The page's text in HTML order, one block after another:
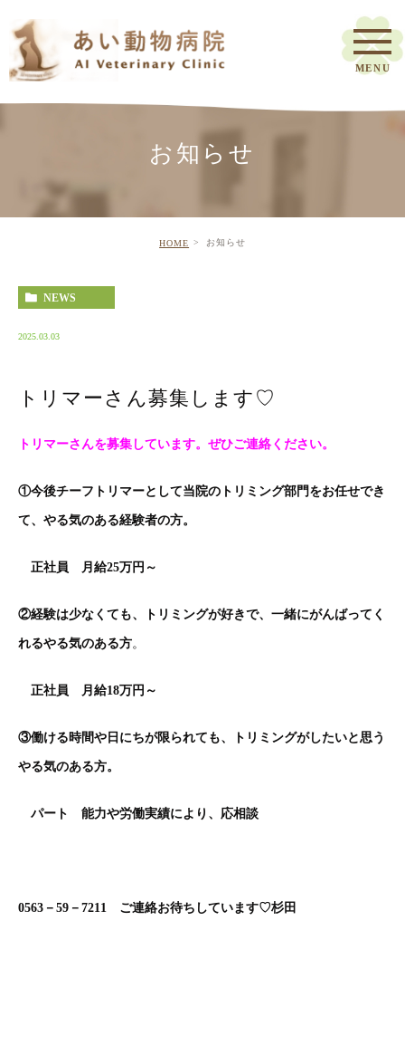
お知らせ
HOME お知らせ
NEWS
2025.03.03
トリマーさん募集します♡
トリマーさんを募集しています。ぜひご連絡ください。
①今後チーフトリマーとして当院のトリミング部門をお任せでき
て、やる気のある経験者の方。
正社員 月給25万円～
②経験は少なくても、トリミングが好きで、一緒にがんばってく
れるやる気のある方。
正社員 月給18万円～
③働ける時間や日にちが限られても、トリミングがしたいと思う
やる気のある方。
パート 能力や労働実績により、応相談
0563－59－7211 ご連絡お待ちしています♡杉田